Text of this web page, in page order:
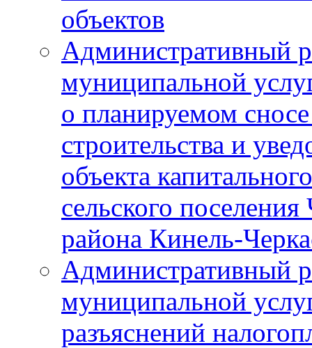
объектов
Административный
муниципальной
о планируемом
строительства и
объекта
сельского
района Кинель-
Административный
муниципальной
разъяснений